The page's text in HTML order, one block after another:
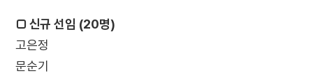
□ 신규 선임 (20명)
고은정
문순기